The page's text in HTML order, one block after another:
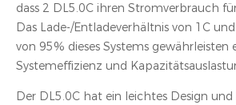
dass 2 DL5.0C ihren Stromverbrauch
Das Lade-/Entladeverhältnis von 1C
von 95% dieses Systems gewährleisten
Systemeffizienz und
Der DL5.0C hat ein leichtes Design und